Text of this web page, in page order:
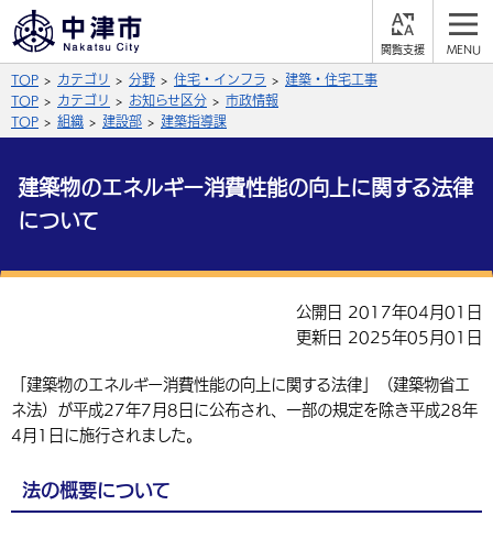
支
やさしい日本語
ふりがなをつける
よみあげる
文字の大きさ
拡大 標準
英語（English）
公式SNS
Facebook
サイト内検索
届出・登録・証明 保険・年金
福祉・介護
環境・衛生 生涯学習・スポーツ・人権
事業者の方へ
入札・契約
子育て・教育
観光・移住
TOP カテゴリ 分野 住宅・インフラ
建築・住宅工事
TOP
カテゴリ お知らせ区分
市政情報
TOP
組織 建設部 建築指導課
建築物のエネルギー消費性能の向上に関する法律
について
公開日 2017年04月01日
更新日 2025年05月01日
「建築物のエネルギー消費性能の向上に関する法律」（建築物省エ
ネ法）が平成27年7月8日に公布され、一部の規定を除き平成28年
4月1日に施行されました。
法の概要について